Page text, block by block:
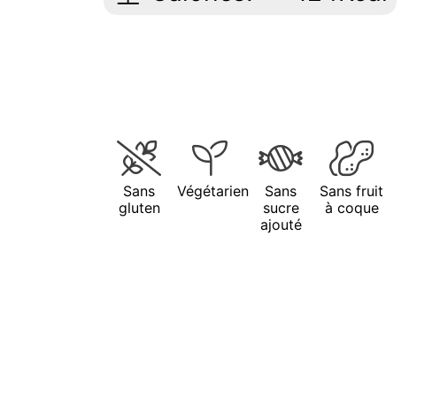
Sans
gluten
Végétarien
Sans
sucre
ajouté
Sans fruit
à coque